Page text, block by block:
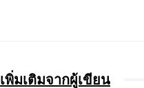
เพิ่มเติมจากผู้เขียน